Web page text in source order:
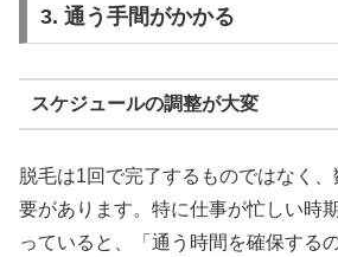
3. 通う手間がかかる
スケジュールの調整が大変
脱毛は1回で完了するものではなく
要があります。特に仕事が忙しい時
っていると、「通う時間を確保する